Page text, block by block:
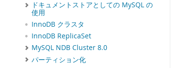
ドキュメントストアとしての MySQL の
使用
InnoDB クラスタ
InnoDB ReplicaSet
MySQL NDB Cluster 8.0
パーティション化